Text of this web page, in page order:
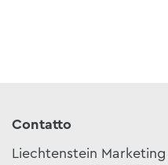
Contatto
Liechtenstein Marketing